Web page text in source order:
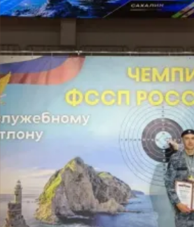
поселения. Вечная
Л.